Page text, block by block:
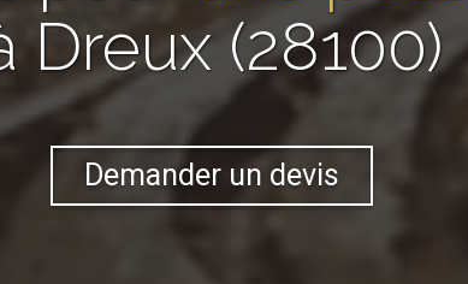
Dreux (28100)
Demander un devis